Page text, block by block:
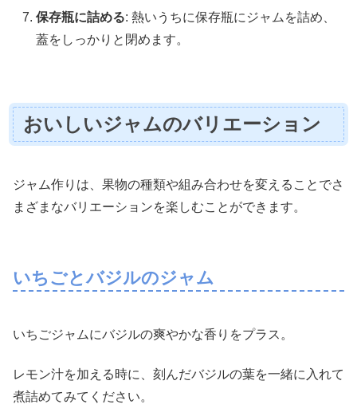
保存瓶に詰める: 熱いうちに保存瓶にジャムを詰め、
蓋をしっかりと閉めます。
おいしいジャムのバリエーション
ジャム作りは、果物の種類や組み合わせを変えることでさ
まざまなバリエーションを楽しむことができます。
いちごとバジルのジャム
いちごジャムにバジルの爽やかな香りをプラス。
レモン汁を加える時に、刻んだバジルの葉を一緒に入れて
煮詰めてみてください。